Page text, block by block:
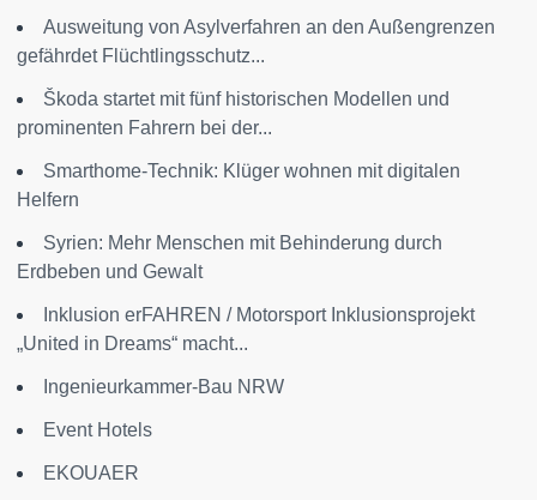
Ausweitung von Asylverfahren an den Außengrenzen
gefährdet Flüchtlingsschutz...
Škoda startet mit fünf historischen Modellen und
prominenten Fahrern bei der...
Smarthome-Technik: Klüger wohnen mit digitalen
Helfern
Syrien: Mehr Menschen mit Behinderung durch
Erdbeben und Gewalt
Inklusion erFAHREN / Motorsport Inklusionsprojekt
„United in Dreams“ macht...
Ingenieurkammer-Bau NRW
Event Hotels
EKOUAER